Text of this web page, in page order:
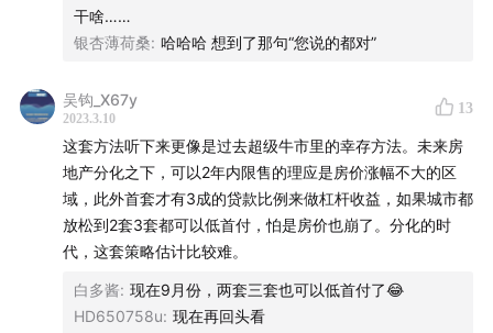
📁本期内容相关资料（多图警告）：
干啥……
银杏薄荷桑: 哈哈哈 想到了那句“您说的都对”
吴钩_X67y
2023.3.10
13
这套方法听下来更像是过去超级牛市里的幸存方法。未来房
地产分化之下，可以2年内限售的理应是房价涨幅不大的区
域，此外首套才有3成的贷款比例来做杠杆收益，如果城市都
放松到2套3套都可以低首付，怕是房价也崩了。分化的时
代，这套策略估计比较难。
白多酱: 现在9月份，两套三套也可以低首付了😂
HD650758u: 现在再回头看